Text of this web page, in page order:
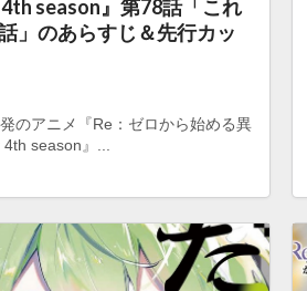
season』第78話「これ
」のあらすじ＆先行カッ
のアニメ『Re：ゼロから始める異
season』...